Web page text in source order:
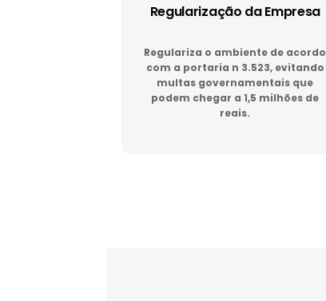
Regularização da Empresa
Regulariza o ambiente de acordo
com a portaria n 3.523, evitando
multas governamentais que
podem chegar a 1,5 milhões de
reais.